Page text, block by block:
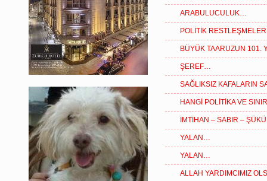
ARABULUCULUK…
POLİTİK
BÜYÜK TAARUZUN 101.
ŞEREF…
SAĞLIKSIZ KAFALARIN
HANGİ POLİTİKA VE
İMTİHAN – SABIR –
YALAN…
YALAN…
ALLAH YARDIMCIMIZ